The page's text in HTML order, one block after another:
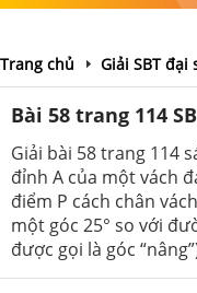
Trang chủ Giải SBT
Bài 58 trang 114
Giải bài 58 trang 114
đỉnh A của một vách
điểm P cách chân
một góc 25° so với
được gọi là góc